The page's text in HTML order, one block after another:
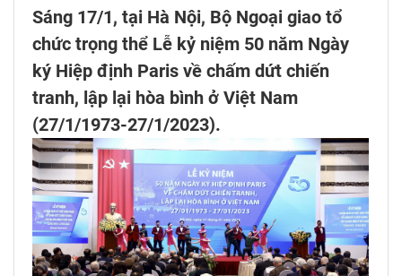
Sáng 17/1, tại Hà Nội, Bộ Ngoại giao tổ
chức trọng thể Lễ kỷ niệm 50 năm Ngày
ký Hiệp định Paris về chấm dứt chiến
tranh, lập lại hòa bình ở Việt Nam
(27/1/1973-27/1/2023).